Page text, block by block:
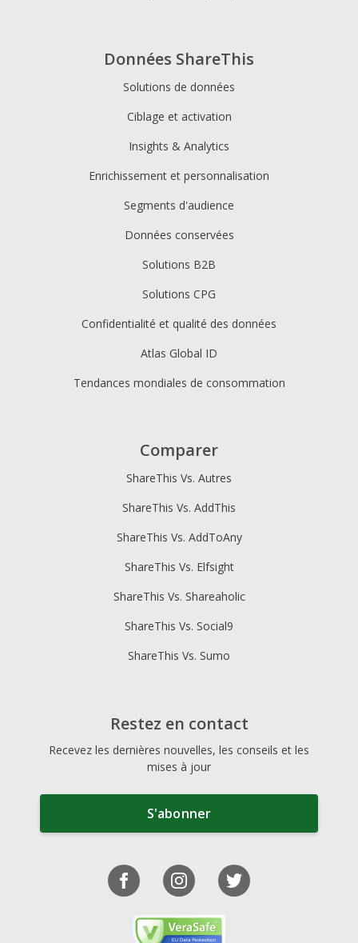
Données ShareThis
Solutions de données
Ciblage et activation
Insights & Analytics
Enrichissement et personnalisation
Segments d'audience
Données conservées
Solutions B2B
Solutions CPG
Confidentialité et qualité des données
Atlas Global ID
Tendances mondiales de consommation
Comparer
ShareThis Vs. Autres
ShareThis Vs. AddThis
ShareThis Vs. AddToAny
ShareThis Vs. Elfsight
ShareThis Vs. Shareaholic
ShareThis Vs. Social9
ShareThis Vs. Sumo
Restez en contact
Recevez les dernières nouvelles, les conseils et les
mises à jour
S'abonner